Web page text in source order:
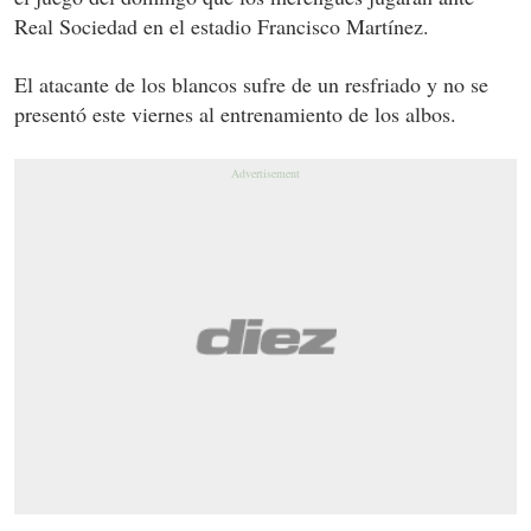
Real Sociedad en el estadio Francisco Martínez.
El atacante de los blancos sufre de un resfriado y no se
presentó este viernes al entrenamiento de los albos.